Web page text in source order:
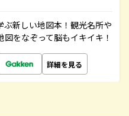
ぶ新しい地図本！観光名所や
をなぞって脳もイキイキ！
詳細を見る